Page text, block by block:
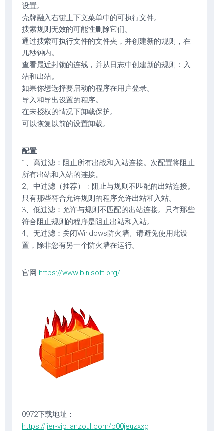
设置。
壳牌融入右键上下文菜单中的可执行文件。
搜索规则无效的可能性删除它们。
通过搜索可执行文件的文件夹，并创建新的规则，在
几秒钟内。
查看最近封锁的连线，并从日志中创建新的规则：入
站和出站。
如果你想选择要启动的程序在用户登录。
导入和导出设置的程序。
在未授权的情况下卸载保护。
可以恢复以前的设置卸载。
配置
1、高过滤：阻止所有出战和入站连接。次配置将阻止
所有出站和入站的连接。
2、中过滤（推荐）：阻止与规则不匹配的出站连接。
只有那些符合允许规则的程序允许出站和入站。
3、低过滤：允许与规则不匹配的出站连接。只有那些
符合阻止规则的程序是阻止出站和入站。
4、无过滤：关闭Windows防火墙。请避免使用此设
置，除非您有另一个防火墙在运行。
官网 https://www.binisoft.org/
0972下载地址：
https://jier-vip.lanzoul.com/b00jeuzxxg